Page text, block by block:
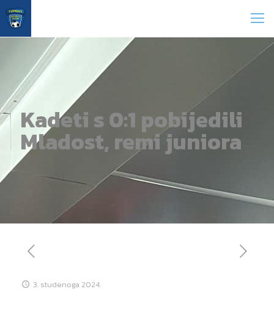
Kadeti s 0:1 pobijedili
Mladost, remi juniora
3. studenoga 2024.